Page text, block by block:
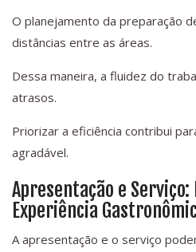
O planejamento da preparação
distâncias entre as áreas.
Dessa maneira, a fluidez do
atrasos.
Priorizar a eficiência contribui
agradável.
Apresentação e Serviço:
Experiência
A apresentação e o serviço